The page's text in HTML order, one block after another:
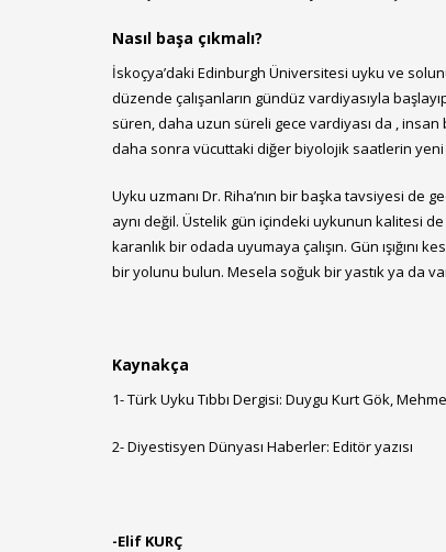
Nasıl başa çıkmalı?
İskoçya’daki Edinburgh Üniversitesi uyku ve
düzende çalışanların gündüz vardiyasıyla
süren, daha uzun süreli gece vardiyası da ,
daha sonra vücuttaki diğer biyolojik saatlerin yeni
Uyku uzmanı Dr. Riha’nın bir başka tavsiyesi de
aynı değil. Üstelik gün içindeki uykunun kalitesi
karanlık bir odada uyumaya çalışın. Gün
bir yolunu bulun. Mesela soğuk bir yastık ya da
Kaynakça
1- Türk Uyku Tıbbı Dergisi: Duygu Kurt Gök,
2- Diyestisyen Dünyası Haberler: Editör yazısı
-Elif KURÇ